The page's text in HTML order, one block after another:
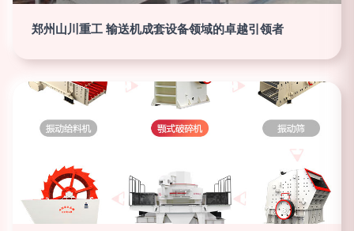
郑州山川重工 输送机成套设备领域的卓越引领者